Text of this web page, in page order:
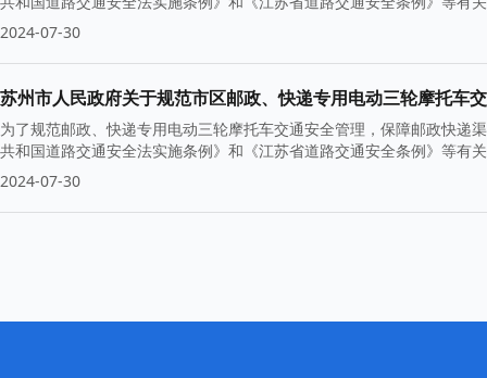
2024-07-30
苏州市人民政府关于规范市区邮政、快递专用电动三轮摩托车
为了规范邮政、快递专用电动三轮摩托车交通安全管理，保障邮政快递
共和国道路交通安全法实施条例》和《江苏省道路交通安全条例》等有
2024-07-30